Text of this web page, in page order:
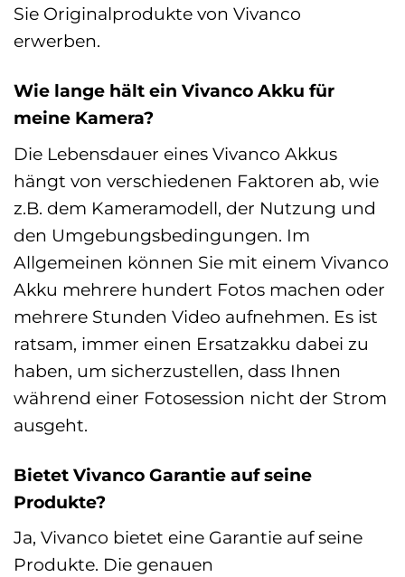
Sie Originalprodukte von Vivanco
erwerben.
Wie lange hält ein Vivanco Akku für
meine Kamera?
Die Lebensdauer eines Vivanco Akkus
hängt von verschiedenen Faktoren ab, wie
z.B. dem Kameramodell, der Nutzung und
den Umgebungsbedingungen. Im
Allgemeinen können Sie mit einem Vivanco
Akku mehrere hundert Fotos machen oder
mehrere Stunden Video aufnehmen. Es ist
ratsam, immer einen Ersatzakku dabei zu
haben, um sicherzustellen, dass Ihnen
während einer Fotosession nicht der Strom
ausgeht.
Bietet Vivanco Garantie auf seine
Produkte?
Ja, Vivanco bietet eine Garantie auf seine
Produkte. Die genauen